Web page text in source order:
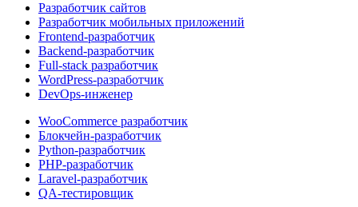
Разработчик сайтов
Разработчик мобильных приложений
Frontend-разработчик
Backend-разработчик
Full-stack разработчик
WordPress-разработчик
DevOps-инженер
WooCommerce разработчик
Блокчейн-разработчик
Python-разработчик
PHP-разработчик
Laravel-разработчик
QA-тестировщик